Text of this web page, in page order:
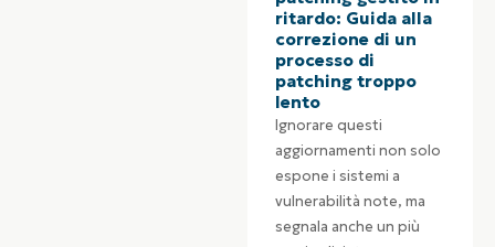
ritardo: Guida alla
correzione di un
processo di
patching troppo
lento
Ignorare questi
aggiornamenti non solo
espone i sistemi a
vulnerabilità note, ma
segnala anche un più